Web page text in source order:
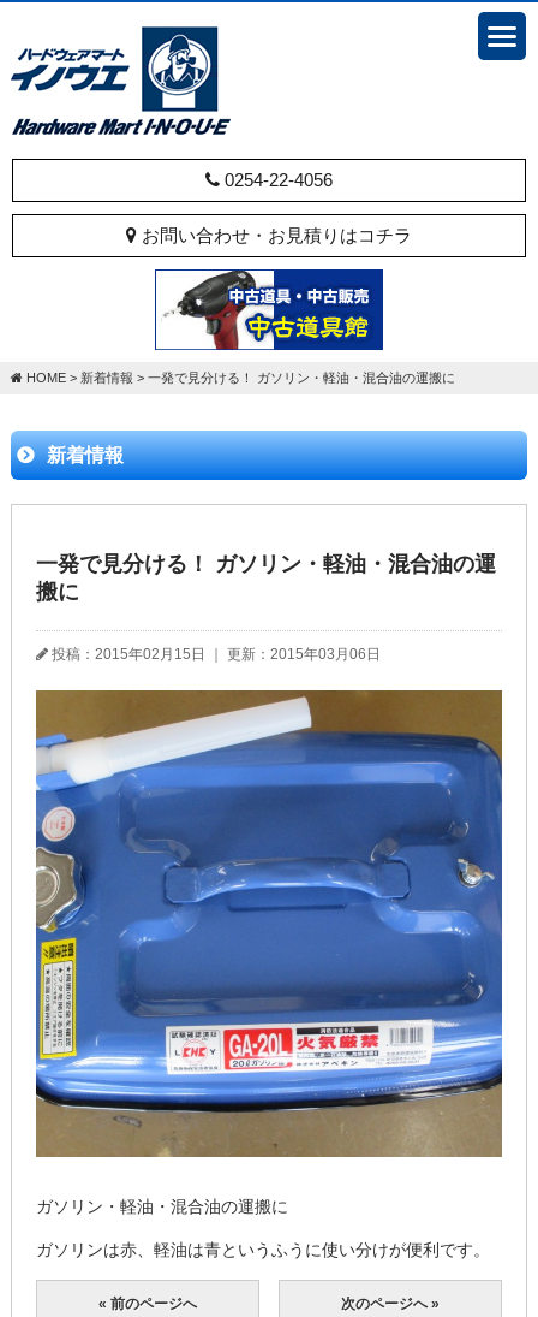
0254-22-4056
お問い合わせ・お見積りはコチラ
HOME> 新着情報 > 一発で見分ける！ ガソリン・軽油・混合油の運搬に
新着情報
一発で見分ける！ ガソリン・軽油・混合油の運
搬に
投稿：2015年02月15日 更新：2015年03月06日
ガソリン・軽油・混合油の運搬に
ガソリンは赤、軽油は青というふうに使い分けが便利です。
« 前のページへ 次のページへ »